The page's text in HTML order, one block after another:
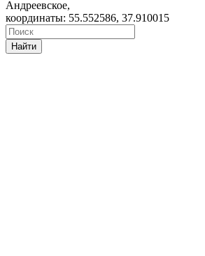
Андреевское,
координаты: 55.552586, 37.910015
Найти